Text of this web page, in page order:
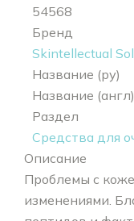
54568
Бренд
Skintellectual
Название (ру)
Название (англ)
Раздел
Средства для
Описание
Проблемы с
изменениями.